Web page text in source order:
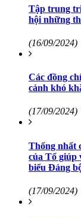
Tập trung
hội những
(16/09/2024)
Các đồng
cảnh khó
(17/09/2024)
Thống nhất
của Tổ giúp
biểu Đảng
(17/09/2024)